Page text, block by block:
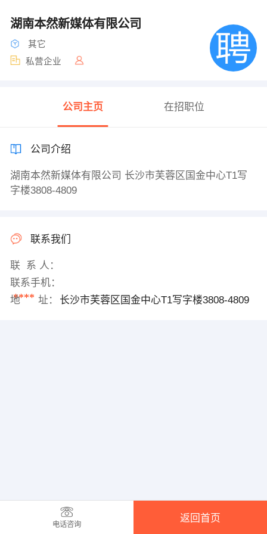
湖南本然新媒体有限公司
其它
私营企业
公司主页 在招职位
公司介绍
湖南本然新媒体有限公司 长沙市芙蓉区国金中心T1写
字楼3808-4809
联系我们
联 系 人：
联系手机：
****
地 址： 长沙市芙蓉区国金中心T1写字楼3808-4809
电话咨询
返回首页